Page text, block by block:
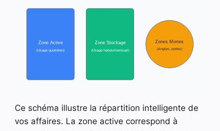
Zone Active
(Usage quotidien)
Zone Stockage
(Usage hebdo/mensuel)
Zones Mortes
(Angles, portes)
Ce schéma illustre la répartition intelligente de
vos affaires. La zone active correspond à